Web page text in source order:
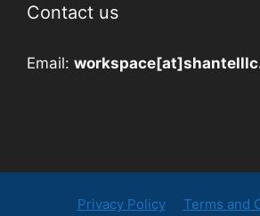
Contact us
Email:
Privacy Policy Terms and